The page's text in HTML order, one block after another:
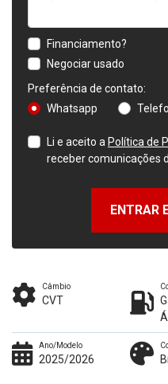
Financiamento?
Negociar usado
Preferência de contato:
Whatsapp
Li e aceito a Política de
receber comunicações
ENTRAR
Câmbio
CVT
Ano/Modelo
2025/2026